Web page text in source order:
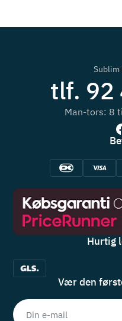
Sublim
tlf. 92
Man-tors: 8
Hurtig
Vær den